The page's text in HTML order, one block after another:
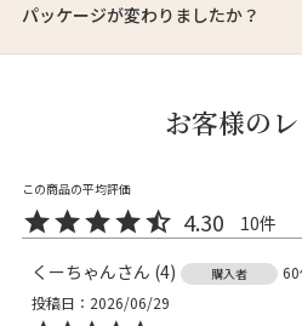
パッケージが変わりましたか？
お客様の
4.30
10
くーちゃん
4 購入者 60
投稿日
2026/06/29